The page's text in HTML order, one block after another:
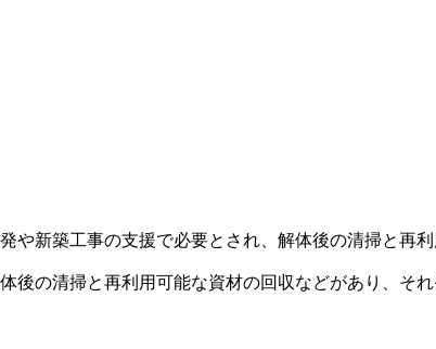
新築工事の支援で必要とされ、解体後の清掃と再利
後の清掃と再利用可能な資材の回収などがあり、そ